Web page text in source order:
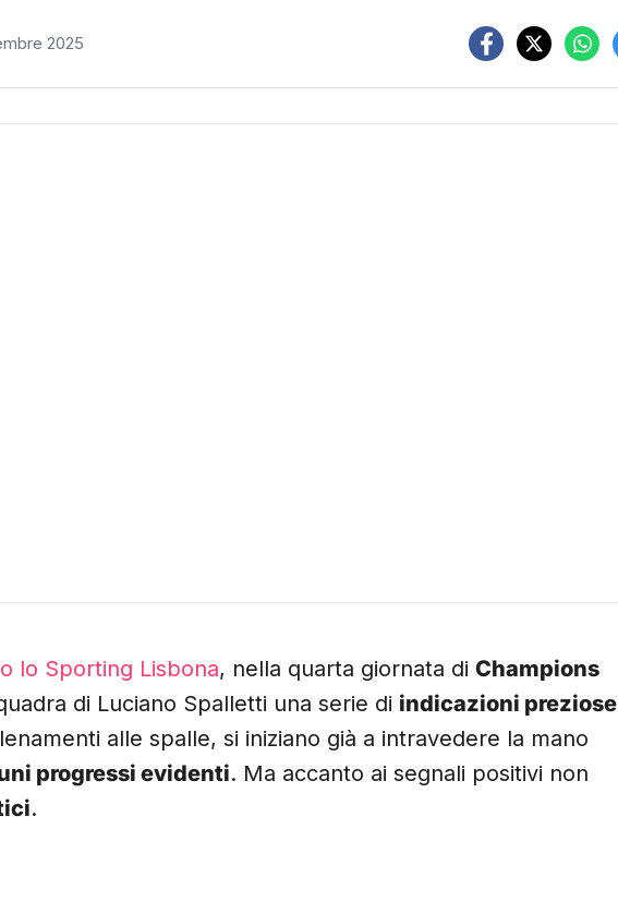
2025
lo Sporting Lisbona, nella quarta giornata di Champions
di Luciano Spalletti una serie di indicazioni preziose
alle spalle, si iniziano già a intravedere la mano
progressi evidenti. Ma accanto ai segnali positivi non
.